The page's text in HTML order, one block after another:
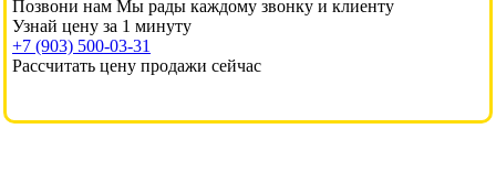
Позвони нам Мы рады каждому звонку и клиенту
Узнай цену за 1 минуту
+7 (903) 500-03-31
Рассчитать цену продажи сейчас